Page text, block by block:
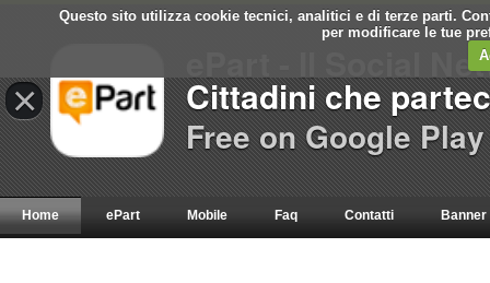
Questo sito utilizza cookie tecnici, analitici e di terze parti.
per modificare le tue
Home ePart Mobile Faq Contatti Banner
×
ePart - Il Social
Cittadini che
Free on Google Play